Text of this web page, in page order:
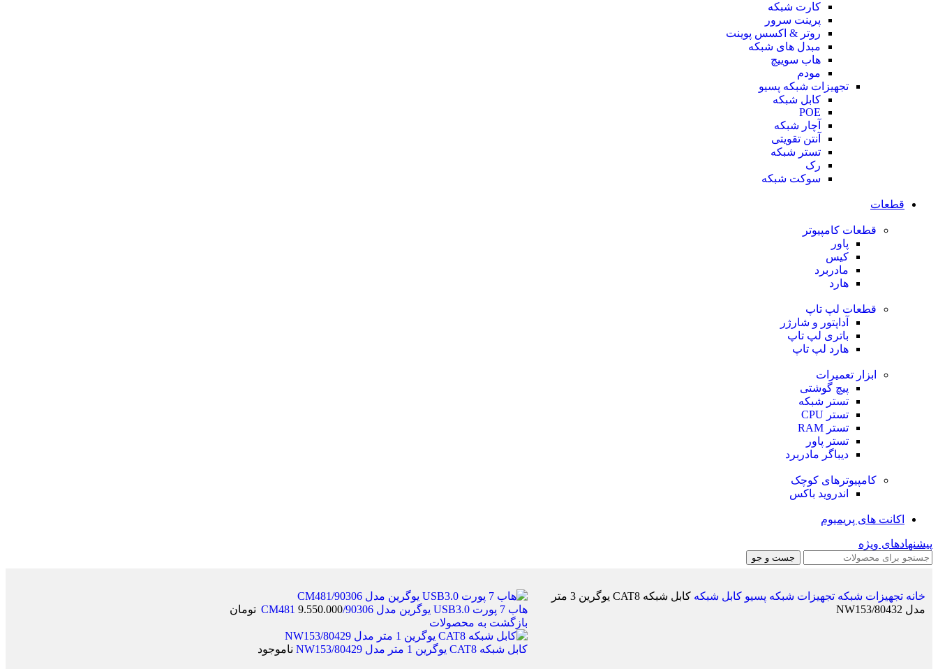
کارت شبکه
پرینت سرور
روتر & اکسس پوینت
مبدل های شبکه
هاب سوییچ
مودم
تجهیزات شبکه پسیو
کابل شبکه
POE
آچار شبکه
آنتن تقویتی
تستر شبکه
رک
سوکت شبکه
قطعات
قطعات کامپیوتر
پاور
کیس
مادربرد
هارد
قطعات لپ تاپ
آداپتور و شارژر
باتری لپ تاپ
هارد لپ تاپ
ابزار تعمیرات
پیچ گوشتی
تستر شبکه
تستر CPU
تستر RAM
تستر پاور
دیباگر مادربرد
کامپیوترهای کوچک
اندروید باکس
اکانت های پریمیوم
پیشنهادهای ویژه
جست و جو
خانه تجهیزات شبکه تجهیزات شبکه پسیو کابل شبکه
کابل شبکه CAT8 یوگرین 3 متر
مدل NW153/80432
هاب 7 پورت USB3.0 یوگرین مدل 90306/CM481 9.550.000
تومان
بازگشت به محصولات
کابل شبکه CAT8 یوگرین 1 متر مدل NW153/80429 ناموجود